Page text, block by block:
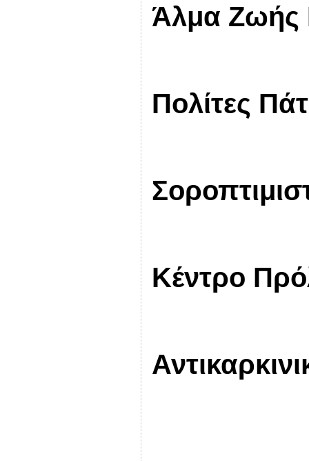
Άλμα Ζωής
Πολίτες
Κέντρο